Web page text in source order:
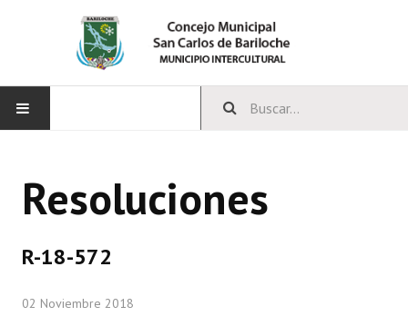
CONCEJO
Resoluciones
R-18-572
02 Noviembre 2018